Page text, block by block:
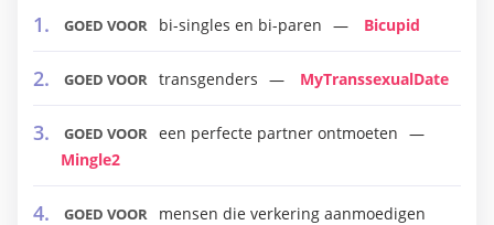
GOED VOOR bi-singles en bi-paren Bicupid
GOED VOOR transgenders MyTranssexualDate
GOED VOOR een perfecte partner ontmoeten
Mingle2
GOED VOOR
mensen die verkering aanmoedigen